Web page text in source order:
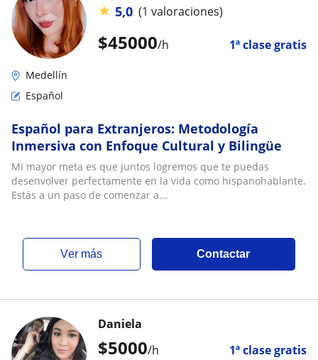
$45000/h 1ª clase gratis
★ 5,0 (1 valoraciones)
Medellín
Español
Español para Extranjeros: Metodología
Inmersiva con Enfoque Cultural y Bilingüe
Mi mayor meta es que juntos logremos que te puedas
desenvolver perfectamente en la vida como hispanohablante.
Estás a un paso de comenzar a...
ver más Contactar
$5000/h 1ª clase gratis
Daniela